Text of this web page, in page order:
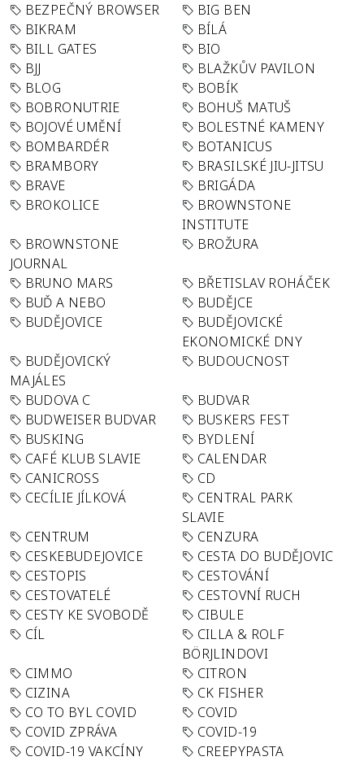
BEZPEČNÝ BROWSER
BIG BEN
BIKRAM
BÍLÁ
BILL GATES
BIO
BJJ
BLAŽKŮV PAVILON
BLOG
BOBÍK
BOBRONUTRIE
BOHUŠ MATUŠ
BOJOVÉ UMĚNÍ
BOLESTNÉ KAMENY
BOMBARDÉR
BOTANICUS
BRAMBORY
BRASILSKÉ JIU-JITSU
BRAVE
BRIGÁDA
BROKOLICE
BROWNSTONE
INSTITUTE
BROWNSTONE
JOURNAL
BROŽURA
BRUNO MARS
BŘETISLAV ROHÁČEK
BUĎ A NEBO
BUDĚJCE
BUDĚJOVICE
BUDĚJOVICKÉ
EKONOMICKÉ DNY
BUDĚJOVICKÝ
MAJÁLES
BUDOUCNOST
BUDOVA C
BUDVAR
BUDWEISER BUDVAR
BUSKERS FEST
BUSKING
BYDLENÍ
CAFÉ KLUB SLAVIE
CALENDAR
CANICROSS
CD
CECÍLIE JÍLKOVÁ
CENTRAL PARK
SLAVIE
CENTRUM
CENZURA
CESKEBUDEJOVICE
CESTA DO BUDĚJOVIC
CESTOPIS
CESTOVÁNÍ
CESTOVATELÉ
CESTOVNÍ RUCH
CESTY KE SVOBODĚ
CIBULE
CÍL
CILLA & ROLF
BÖRJLINDOVI
CIMMO
CITRON
CIZINA
CK FISHER
CO TO BYL COVID
COVID
COVID ZPRÁVA
COVID-19
COVID-19 VAKCÍNY
CREEPYPASTA